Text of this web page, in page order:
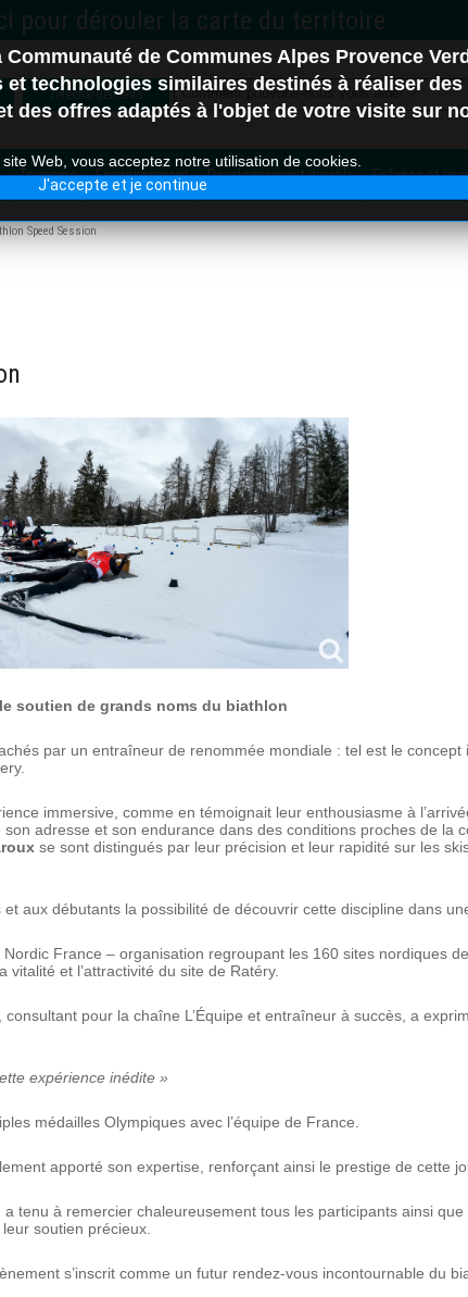
C.C. Vallée de l'Ubaye Serre-Ponçon
83
Nord
Téléchargements
Tourisme Environnement Developpement durable Enfance et
Speed Session
soutien de grands noms du biathlon
par un entraîneur de renommée mondiale : tel est le
immersive, comme en témoignait leur enthousiasme à
adresse et son endurance dans des conditions proches de la
se sont distingués par leur précision et leur rapidité sur les
aux débutants la possibilité de découvrir cette discipline dans
France – organisation regroupant les 160 sites nordiques
et l’attractivité du site de Ratéry.
, consultant pour la chaîne L’Équipe et entraîneur à succès, a
expérience inédite »
médailles Olympiques avec l’équipe de France.
apporté son expertise, renforçant ainsi le prestige de cette
tenu à remercier chaleureusement tous les participants ainsi que
soutien précieux.
s’inscrit comme un futur rendez-vous incontournable du
de Communes Alpes Provence
technologies similaires destinés à réaliser
des offres adaptés à l'objet de votre visite sur
Web, vous acceptez notre utilisation de cookies.
J'accepte et je continue